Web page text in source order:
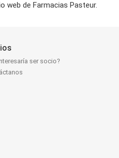
web de Farmacias Pasteur.
ser socio?